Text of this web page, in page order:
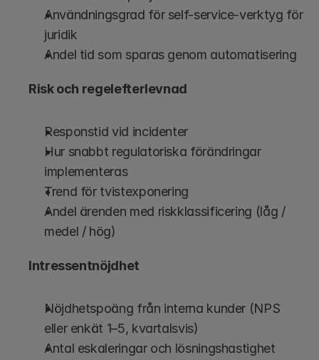
Användningsgrad för self-service-verktyg för
juridik
Andel tid som sparas genom automatisering
Risk och regelefterlevnad
Responstid vid incidenter
Hur snabbt regulatoriska förändringar
implementeras
Trend för tvistexponering
Andel ärenden med riskklassificering (låg /
medel / hög)
Intressentnöjdhet
Nöjdhetspoäng från interna kunder (NPS
eller enkät 1–5, kvartalsvis)
Antal eskaleringar och lösningshastighet